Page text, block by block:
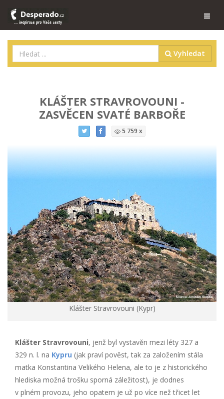
Vyhledat
KLÁŠTER STRAVROVOUNI -
ZASVĚCEN SVATÉ BARBOŘE
5 759 x
Klášter Stravrovouni (Kypr)
Klášter Stravrovouni, jenž byl vystavěn mezi léty 327 a
329 n. l. na Kypru (jak praví pověst, tak za založením stála
matka Konstantina Velikého Helena, ale to je z historického
hlediska možná trošku sporná záležitost), je dodnes
v plném provozu, jeho opatem je už po více než třicet let